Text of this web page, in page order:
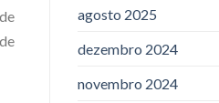
agosto 2025
dezembro 2024
novembro 2024